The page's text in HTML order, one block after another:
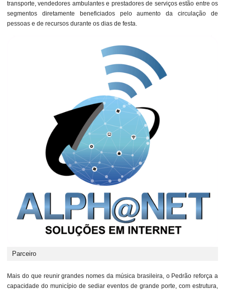
transporte, vendedores ambulantes e prestadores de serviços estão entre os
segmentos diretamente beneficiados pelo aumento da circulação de
pessoas e de recursos durante os dias de festa.
Parceiro
Mais do que reunir grandes nomes da música brasileira, o Pedrão reforça a
capacidade do município de sediar eventos de grande porte, com estrutura,